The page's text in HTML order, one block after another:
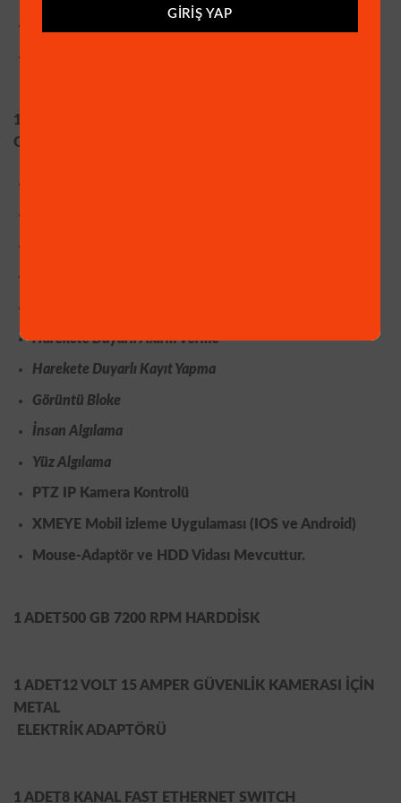
Geri Işık Kontrolü (BLC) : Auto
1 Adet
GEREKTİRMEZ. HDMİ ve VGA ÇIKIŞLI)
Harekete Duyarlı Alarm Verme
Harekete Duyarlı Kayıt Yapma
Görüntü Bloke
İnsan Algılama
Yüz Algılama
PTZ IP Kamera Kontrolü
XMEYE Mobil izleme Uygulaması (IOS ve Android)
Mouse-Adaptör ve HDD Vidası Mevcuttur.
1 ADET500 GB 7200 RPM HARDDİSK
1 ADET12 VOLT 15 AMPER GÜVENLİK KAMERASI İÇİN
METAL
ELEKTRİK ADAPTÖRÜ
1 ADET8 KANAL FAST ETHERNET SWITCH
GIRIŞ YAP